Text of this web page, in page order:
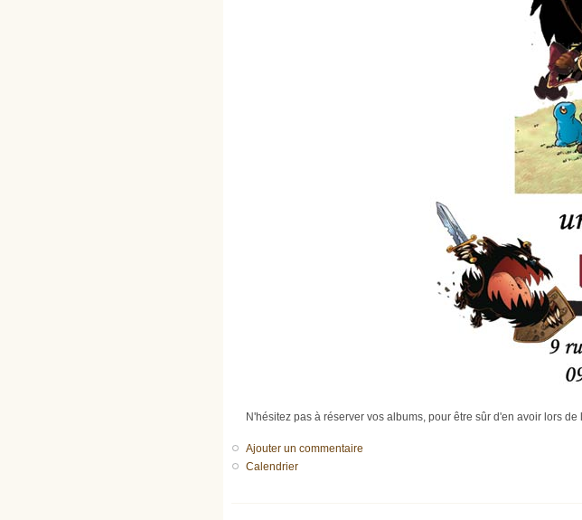
N'hésitez pas à réserver vos albums, pour être sûr d'en avoir lors de
Ajouter un commentaire
Calendrier